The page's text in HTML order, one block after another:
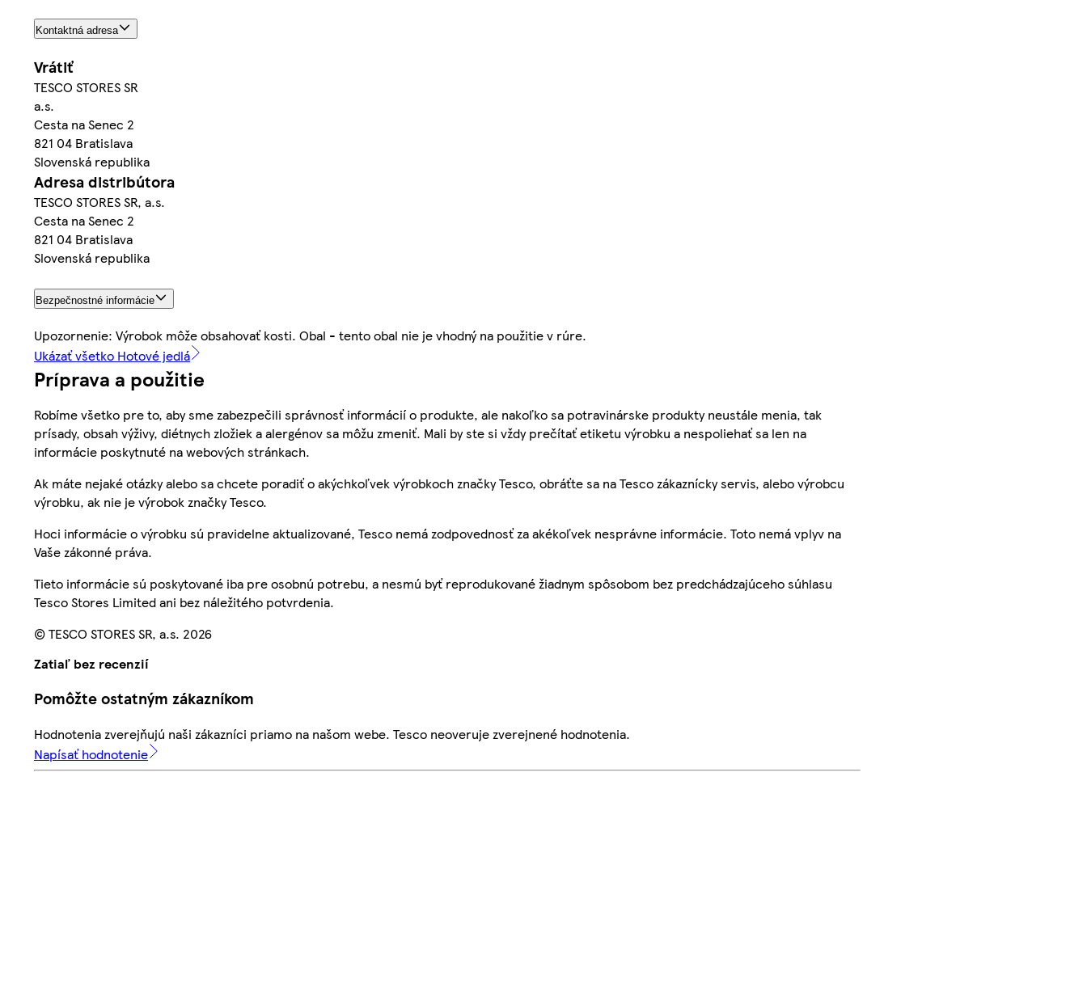
Kontaktná adresa
Vrátiť
TESCO STORES SR
a.s.
Cesta na Senec 2
821 04 Bratislava
Slovenská republika
Adresa distribútora
TESCO STORES SR, a.s.
Cesta na Senec 2
821 04 Bratislava
Slovenská republika
Bezpečnostné informácie
Upozornenie: Výrobok môže obsahovať kosti. Obal - tento obal nie je vhodný na použitie v rúre.
Ukázať všetko Hotové jedlá
Príprava a použitie
Robíme všetko pre to, aby sme zabezpečili správnosť informácií o produkte, ale nakoľko sa potravinárske produkty neustále menia, tak
prísady, obsah výživy, diétnych zložiek a alergénov sa môžu zmeniť. Mali by ste si vždy prečítať etiketu výrobku a nespoliehať sa len na
informácie poskytnuté na webových stránkach.
Ak máte nejaké otázky alebo sa chcete poradiť o akýchkoľvek výrobkoch značky Tesco, obráťte sa na Tesco zákaznícky servis, alebo výrobcu
výrobku, ak nie je výrobok značky Tesco.
Hoci informácie o výrobku sú pravidelne aktualizované, Tesco nemá zodpovednosť za akékoľvek nesprávne informácie. Toto nemá vplyv na
Vaše zákonné práva.
Tieto informácie sú poskytované iba pre osobnú potrebu, a nesmú byť reprodukované žiadnym spôsobom bez predchádzajúceho súhlasu
Tesco Stores Limited ani bez náležitého potvrdenia.
© TESCO STORES SR, a.s. 2026
Zatiaľ bez recenzií
Pomôžte ostatným zákazníkom
Hodnotenia zverejňujú naši zákazníci priamo na našom webe. Tesco neoveruje zverejnené hodnotenia.
Napísať hodnotenie